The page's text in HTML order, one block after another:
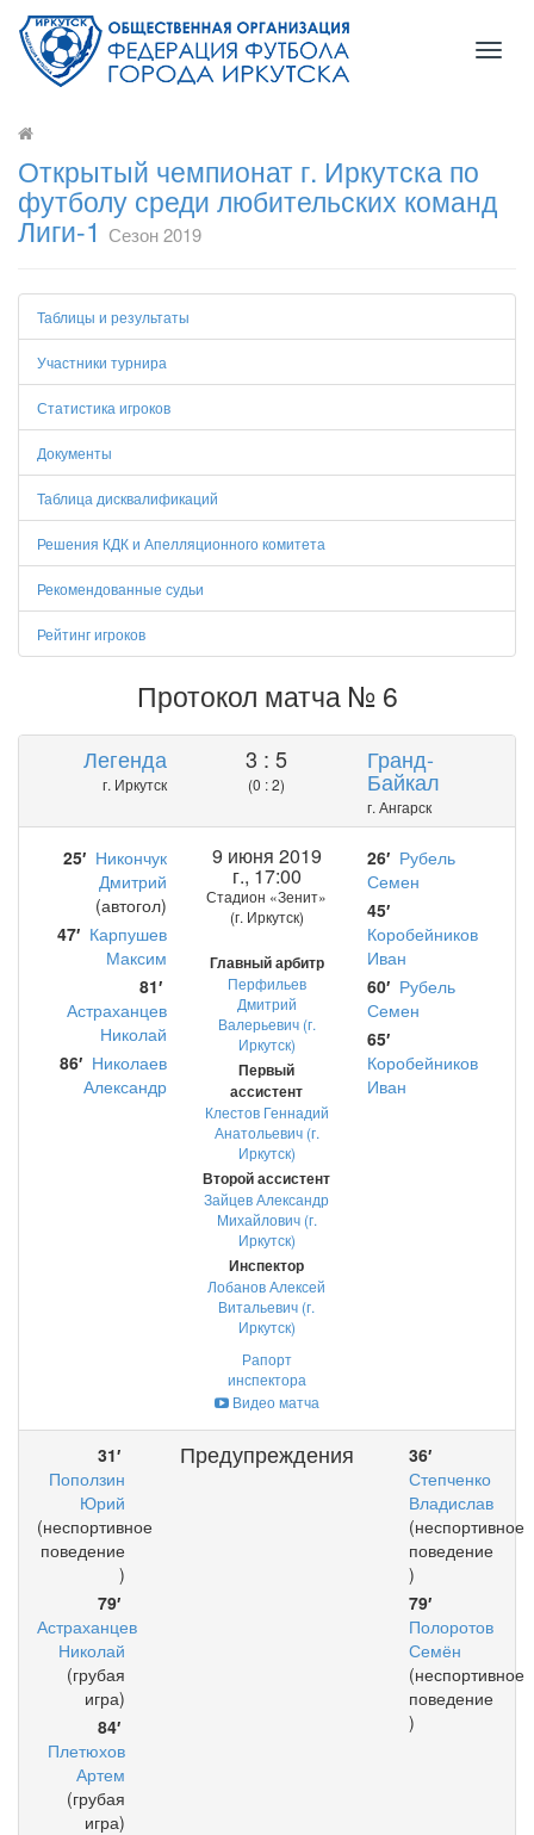
Открытый чемпионат г. Иркутска по
футболу среди любительских команд
Лиги-1 Сезон 2019
Таблицы и результаты
Участники турнира
Статистика игроков
Документы
Таблица дисквалификаций
Решения КДК и Апелляционного комитета
Рекомендованные судьи
Рейтинг игроков
Протокол матча № 6
Легенда
г. Иркутск
3 : 5
(0 : 2)
Гранд-
Байкал
г. Ангарск
25′ Никончук
Дмитрий
(автогол)
47′ Карпушев
Максим
81′
Астраханцев
Николай
86′ Николаев
Александр
9 июня 2019
г., 17:00
Стадион «Зенит»
(г. Иркутск)
Главный арбитр
Перфильев
Дмитрий
Валерьевич (г.
Иркутск)
Первый
ассистент
Клестов Геннадий
Анатольевич (г.
Иркутск)
Второй ассистент
Зайцев Александр
Михайлович (г.
Иркутск)
Инспектор
Лобанов Алексей
Витальевич (г.
Иркутск)
Рапорт
инспектора
Видео матча
26′ Рубель
Семен
45′
Коробейников
Иван
60′ Рубель
Семен
65′
Коробейников
Иван
31′
Поползин
Юрий
(неспортивное
поведение
)
79′
Астраханцев
Николай
(грубая
игра)
84′
Плетюхов
Артем
(грубая
игра)
Предупреждения
36′
Степченко
Владислав
(неспортивное
поведение
)
79′
Полоротов
Семён
(неспортивное
поведение
)